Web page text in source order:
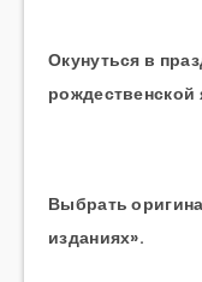
Окунуться в
рождественской
Выбрать
изданиях».